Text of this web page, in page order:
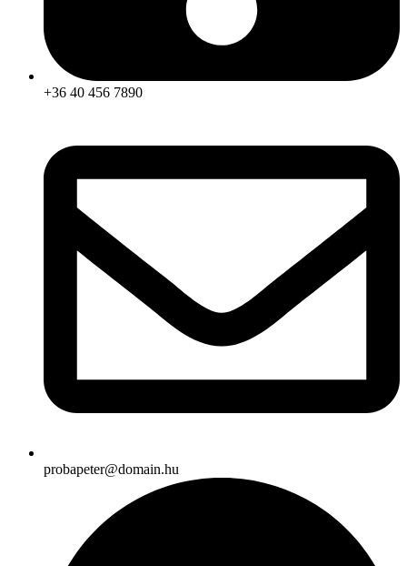
+36 40 456 7890
probapeter@domain.hu